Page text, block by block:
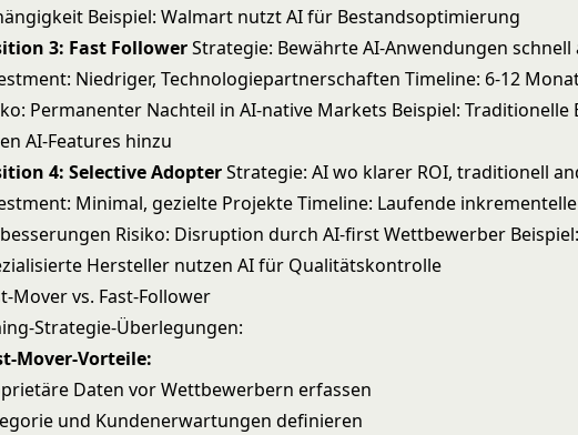
Beispiel: Walmart nutzt AI für Bestandsoptimierung
3: Fast FollowerStrategie: Bewährte AI-Anwendungen
Niedriger, Technologiepartnerschaften Timeline: 6-12
Permanenter Nachteil in AI-native Markets Beispiel: Traditionelle
AI-Features hinzu
4: Selective AdopterStrategie: AI wo klarer ROI, traditionell
Minimal, gezielte Projekte Timeline: Laufende inkrementelle
Risiko: Disruption durch AI-first Wettbewerber
Hersteller nutzen AI für Qualitätskontrolle
Mover vs. Fast-Follower
Strategie-Überlegungen:
Mover-Vorteile:
Daten vor Wettbewerbern erfassen
und Kundenerwartungen definieren